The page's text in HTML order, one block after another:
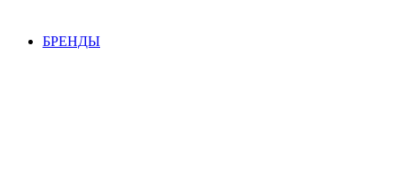
БРЕНДЫ